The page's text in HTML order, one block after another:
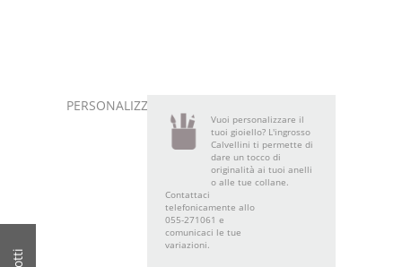
PERSONALIZZA
Vuoi personalizzare il
tuoi gioiello? L'ingrosso
Calvellini ti permette di
dare un tocco di
originalità ai tuoi anelli
o alle tue collane.
Contattaci
telefonicamente allo
055-271061 e
comunicaci le tue
variazioni.